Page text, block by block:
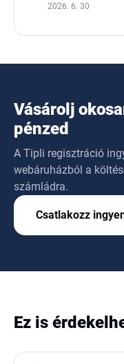
2026. 6. 30
Vásárolj
pénzed
A Tipli regisztráció
webáruházból a
számládra.
Csatlakozz
Ez is